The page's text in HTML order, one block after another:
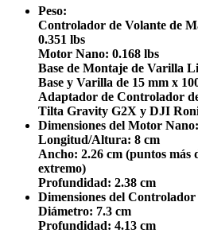
Peso:
Controlador de Volante de
0.351 lbs
Motor Nano: 0.168 lbs
Base de Montaje de Varilla
Base y Varilla de 15 mm x
Adaptador de Controlador
Tilta Gravity G2X y DJI
Dimensiones del Motor Nano:
Longitud/Altura: 8 cm
Ancho: 2.26 cm (puntos más
extremo)
Profundidad: 2.38 cm
Dimensiones del
Diámetro: 7.3 cm
Profundidad: 4.13 cm